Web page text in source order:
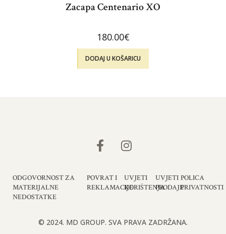
Zacapa Centenario XO
180.00€
DODAJ U KOŠARICU
ODGOVORNOST ZA
MATERIJALNE
NEDOSTATKE
POVRAT I
REKLAMACIJE
UVJETI
KORIŠTENJA
UVJETI
PRODAJE
POLICA
PRIVATNOSTI
© 2024. MD GROUP. SVA PRAVA ZADRŽANA.